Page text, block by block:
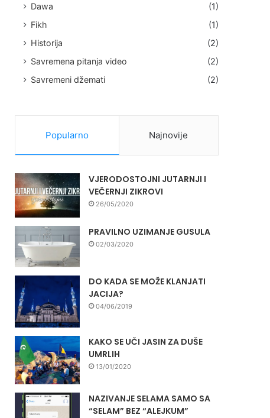
Dawa
(1)
Fikh
(1)
Historija
(2)
Savremena pitanja video
(2)
Savremeni džemati
(2)
Popularno Najnovije
VJERODOSTOJNI JUTARNJI I
VEČERNJI ZIKROVI
26/05/2020
PRAVILNO UZIMANJE GUSULA
02/03/2020
DO KADA SE MOŽE KLANJATI
JACIJA?
04/06/2019
KAKO SE UČI JASIN ZA DUŠE
UMRLIH
13/01/2020
NAZIVANJE SELAMA SAMO SA
“SELAM” BEZ “ALEJKUM”